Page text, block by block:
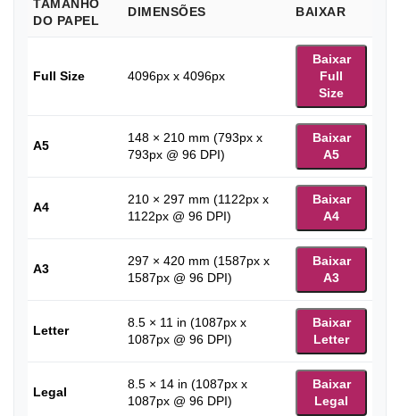
TAMANHO
DO PAPEL
DIMENSÕES BAIXAR
Full Size 4096px x 4096px
Baixar
Full
Size
A5
148 × 210 mm (793px x
793px @ 96 DPI)
Baixar
A5
A4
210 × 297 mm (1122px x
1122px @ 96 DPI)
Baixar
A4
A3
297 × 420 mm (1587px x
1587px @ 96 DPI)
Baixar
A3
Letter
8.5 × 11 in (1087px x
1087px @ 96 DPI)
Baixar
Letter
Legal
8.5 × 14 in (1087px x
1087px @ 96 DPI)
Baixar
Legal